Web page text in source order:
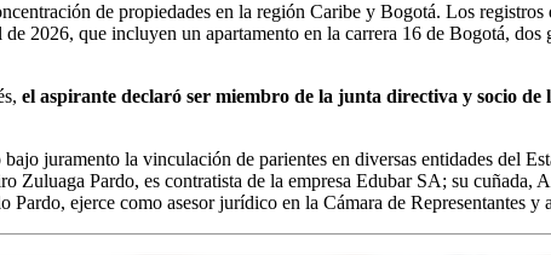
de propiedades en la región Caribe y Bogotá. Los
2026, que incluyen un apartamento en la carrera 16 de Bogotá,
el aspirante declaró ser miembro de la junta directiva y socio de
juramento la vinculación de parientes en diversas entidades del
Zuluaga Pardo, es contratista de la empresa Edubar SA; su
ejerce como asesor jurídico en la Cámara de Representantes